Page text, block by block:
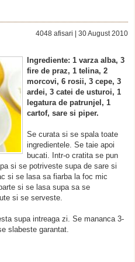
4048 afisari | 30 August 2010
Ingrediente: 1 varza alba, 3
fire de praz, 1 telina, 2
morcovi, 6 rosii, 3 cepe, 3
ardei, 3 catei de usturoi, 1
legatura de patrunjel, 1
cartof, sare si piper.
Se curata si se spala toate
ingredientele. Se taie apoi
bucati. Intr-o cratita se pun
si se potriveste supa de sare si
si se lasa sa fiarba la foc mic
si se lasa supa sa se
si se serveste.
supa intreaga zi. Se mananca 3-
slabeste garantat.